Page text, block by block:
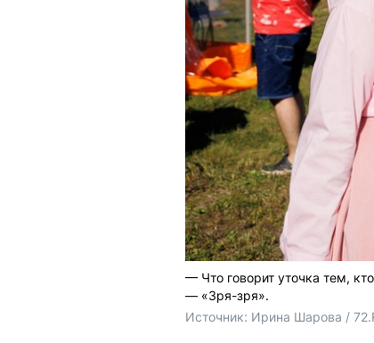
— Что говорит уточка тем,
— «Зря-зря».
Источник: Ирина Шарова /